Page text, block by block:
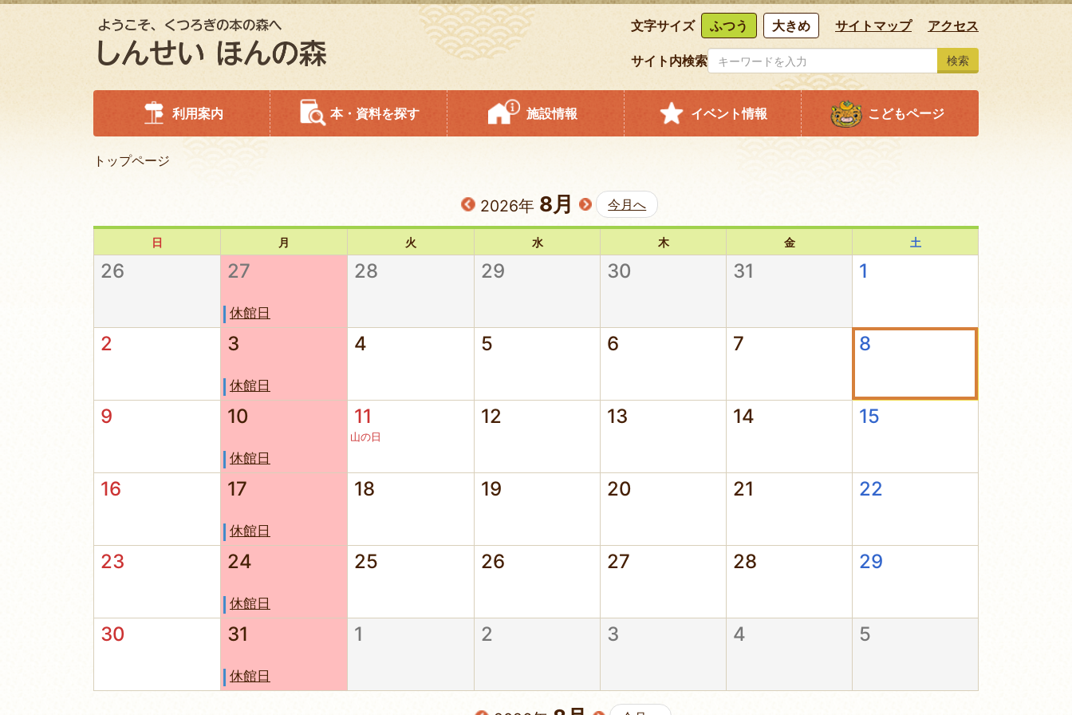
文字サイズ ふつう 大きめ サイトマップ アクセス
サイト内検索 検索
利用案内 本・資料を探す 施設情報 イベント情報 こどもページ
トップページ
2026年 8月 今月へ
日 月 火 水 木 金 土
26 27
休館日
28 29 30 31 1
2 3
休館日
4 5 6 7 8
9 10
休館日
11
山の日
12 13 14 15
16 17
休館日
18 19 20 21 22
23 24
休館日
25 26 27 28 29
30 31
休館日
1 2 3 4 5